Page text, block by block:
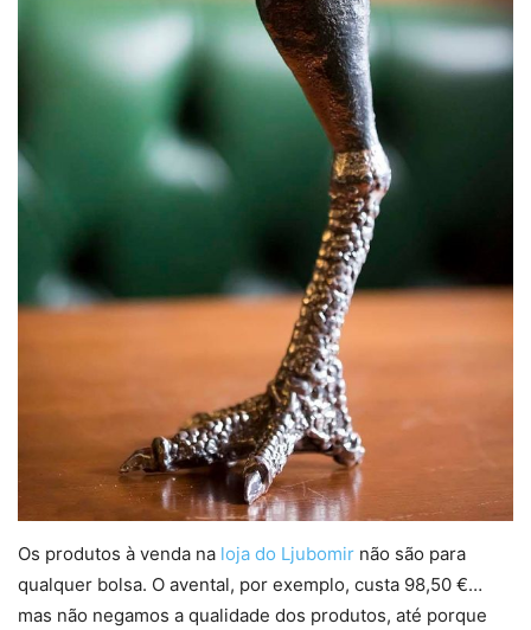
Os produtos à venda na loja do Ljubomir não são para
qualquer bolsa. O avental, por exemplo, custa 98,50 €…
mas não negamos a qualidade dos produtos, até porque